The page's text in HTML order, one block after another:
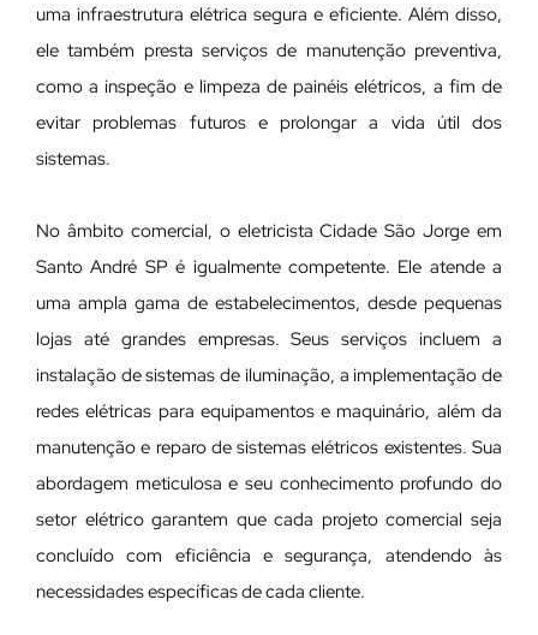
uma infraestrutura elétrica segura e eficiente. Além disso,
ele também presta serviços de manutenção preventiva,
como a inspeção e limpeza de painéis elétricos, a fim de
evitar problemas futuros e prolongar a vida útil dos
sistemas.
No âmbito comercial, o eletricista Cidade São Jorge em
Santo André SP é igualmente competente. Ele atende a
uma ampla gama de estabelecimentos, desde pequenas
lojas até grandes empresas. Seus serviços incluem a
instalação de sistemas de iluminação, a implementação de
redes elétricas para equipamentos e maquinário, além da
manutenção e reparo de sistemas elétricos existentes. Sua
abordagem meticulosa e seu conhecimento profundo do
setor elétrico garantem que cada projeto comercial seja
concluído com eficiência e segurança, atendendo às
necessidades específicas de cada cliente.